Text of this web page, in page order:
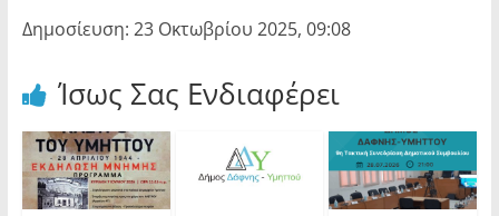
Δημοσίευση: 23 Οκτωβρίου 2025, 09:08
Ίσως Σας Ενδιαφέρει